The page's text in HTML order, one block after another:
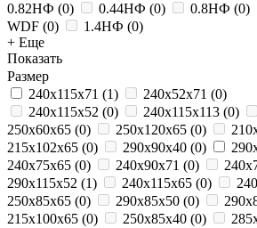
0.82НФ (0) 0.44НФ (0) 0.8НФ (0)
WDF (0) 1.4НФ (0)
+ Еще
Показать
Размер
240x115x71 (1) 240x52x71 (0)
240x115x52 (0) 240x115x113 (0)
250х60х65 (0) 250x120x65 (0)
215x102x65 (0) 290x90x40 (0)
240x75x65 (0) 240x90x71 (0)
290x115x52 (1) 240x115x65 (0)
250x85x65 (0) 290x85x50 (0)
215x100x65 (0) 250х85х40 (0)